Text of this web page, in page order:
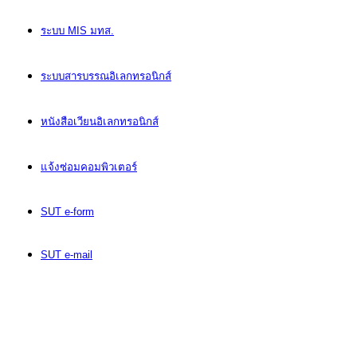
ระบบ MIS มทส.
ระบบสารบรรณอิเลกทรอนิกส์
หนังสือเวียนอิเลกทรอนิกส์
แจ้งซ่อมคอมพิวเตอร์
SUT e-form
SUT e-mail